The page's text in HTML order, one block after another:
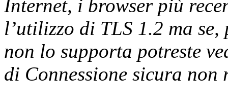
Internet, i browser più
l’utilizzo di TLS 1.2 ma
non lo supporta potreste
di Connessione sicura non